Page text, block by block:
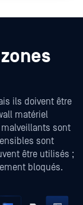
ils doivent être
matériel
malveillants sont
sont
être utilisés ;
bloqués.